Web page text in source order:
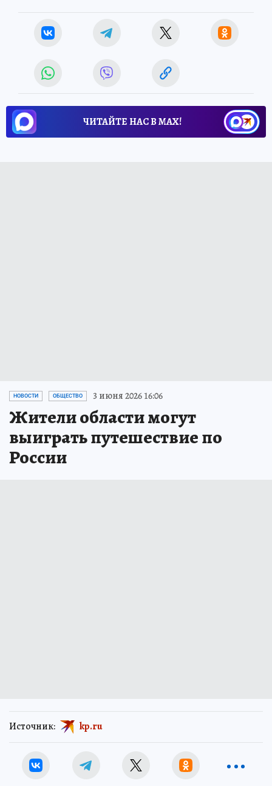
ЧИТАЙТЕ НАС В МАХ!
НОВОСТИ ОБЩЕСТВО 3 июня 2026 16:06
Жители области могут
выиграть путешествие по
России
Источник: kp.ru